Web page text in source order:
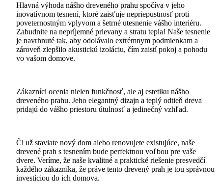
Hlavná výhoda nášho dreveného prahu spočíva v jeho
inovatívnom tesnení, ktoré zaisťuje nepriepustnosť proti
poveternostným vplyvom a šetrné utesnenie vášho interiéru.
Zabudnite na nepríjemné prievany a stratu tepla! Naše tesnenie
je navrhnuté tak, aby odolávalo extrémnym podmienkam a
zároveň zlepšilo akustickú izoláciu, čím zaistí pokoj a pohodu
vo vašom domove.
Zákazníci ocenia nielen funkčnosť, ale aj estetiku nášho
dreveného prahu. Jeho elegantný dizajn a teplý odtieň dreva
pridajú do vášho priestoru útulnosť a jedinečný vzhľad.
Či už staviate nový dom alebo renovujete existujúce, naše
drevené prah s tesnením bude perfektnou voľbou pre vaše
dvere. Veríme, že naše kvalitné a praktické riešenie presvedčí
každého zákazníka, že práve tento drevený prah je tou správnou
investíciou do ich domova.